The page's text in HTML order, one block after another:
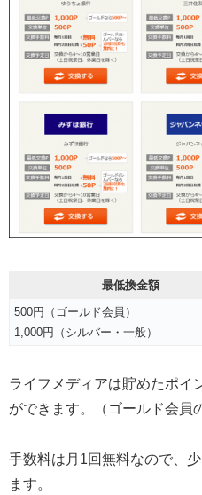
最低換金額
500円（ゴールド会員）
1,000円（シルバー・一般）
ライフメディアは貯めたポイ
ができます。（ゴールド会員
手数料は月1回無料なので、
ます。